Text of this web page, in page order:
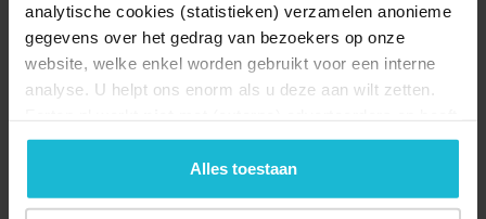
analytische cookies (statistieken) verzamelen anonieme
gegevens over het gedrag van bezoekers op onze
website, welke enkel worden gebruikt voor een interne
analyse. U helpt ons enorm als u deze aan wilt zetten.
geen commerciële doelstelling. U kunt deze cookies via
de knoppen accepteren, beheren of weigeren.
Alles toestaan